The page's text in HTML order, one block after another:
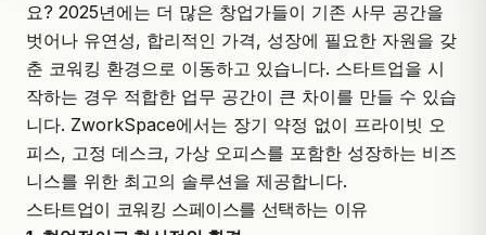
요? 2025년에는 더 많은 창업가들이 기존 사무 공간을
벗어나 유연성, 합리적인 가격, 성장에 필요한 자원을 갖
춘 코워킹 환경으로 이동하고 있습니다. 스타트업을 시
작하는 경우 적합한 업무 공간이 큰 차이를 만들 수 있습
니다. ZworkSpace에서는 장기 약정 없이 프라이빗 오
피스, 고정 데스크, 가상 오피스를 포함한 성장하는 비즈
니스를 위한 최고의 솔루션을 제공합니다.
스타트업이 코워킹 스페이스를 선택하는 이유